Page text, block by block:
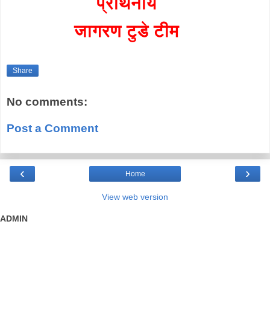
जागरण टुडे टीम
Share
No comments:
Post a Comment
‹ ›
Home
View web version
ADMIN